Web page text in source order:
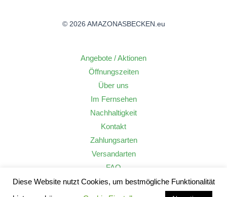
© 2026 AMAZONASBECKEN.eu
Angebote / Aktionen
Öffnungszeiten
Über uns
Im Fernsehen
Nachhaltigkeit
Kontakt
Zahlungsarten
Versandarten
FAQ
Widerrufsrecht
AGB
Diese Website nutzt Cookies, um bestmögliche Funktionalität